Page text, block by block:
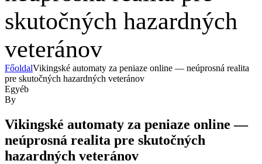
skutočných hazardných
veteránov
FőoldalVikingské automaty za peniaze online — neúprosná realita
pre skutočných hazardných veteránov
Kategóriák
Egyéb
By
Vikingské automaty za peniaze online —
neúprosná realita pre skutočných
hazardných veteránov